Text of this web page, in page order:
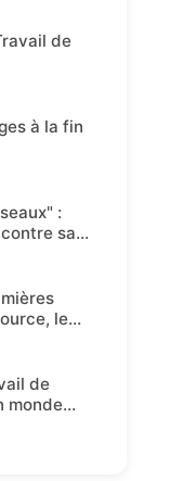
de
à la fin
:
sa
le
de
monde